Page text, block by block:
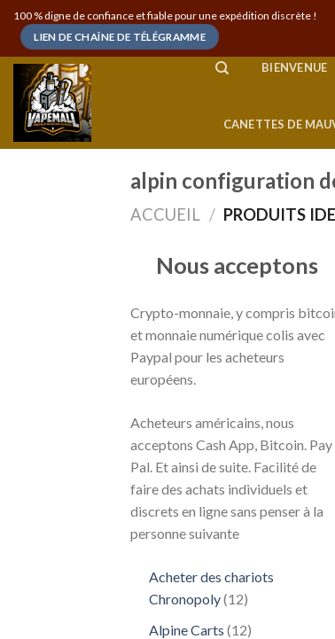
Skip
content
100 % digne de confiance et fiable pour une expédition discrète !
LIEN DE CHAÎNE DE TÉLÉGRAMME
BIENVENUE
CANETTES DE
alpin configuration
ACCUEIL / PRODUITS
Nous acceptons
Crypto-monnaie, y compris
et monnaie numérique colis avec
Paypal pour les acheteurs
européens.
Acheteurs américains, nous
acceptons Cash App, Bitcoin. Pay
Pal. Et ainsi de suite. Facilité de
faire des achats individuels et
discrets en ligne sans penser à la
personne suivante
Acheter des chariots
Chronopoly 1212
Alpine Carts 1212